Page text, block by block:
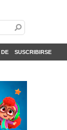
SUSCRIBIRSE